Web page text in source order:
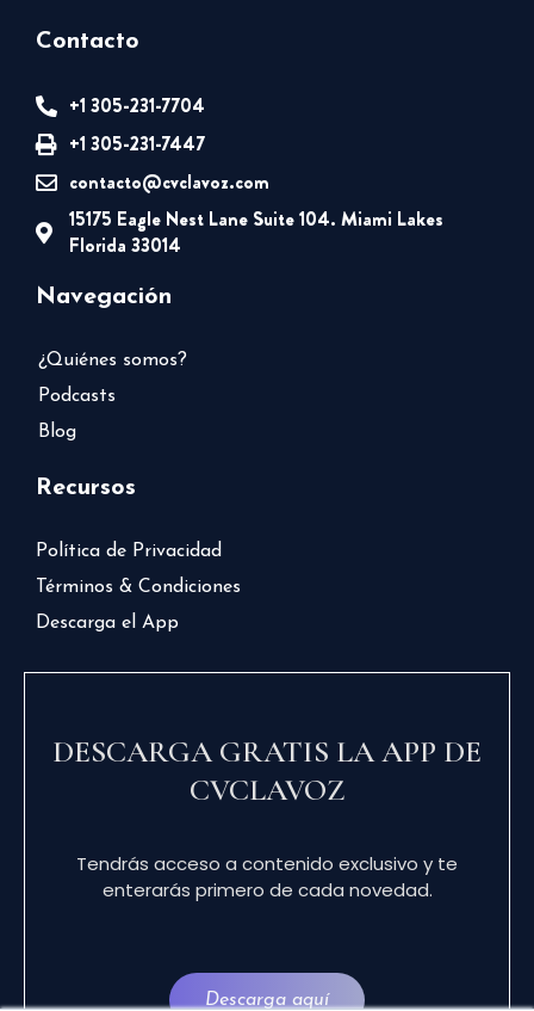
Contacto
+1 305-231-7704
+1 305-231-7447
contacto@cvclavoz.com
15175 Eagle Nest Lane Suite 104. Miami Lakes
Florida 33014
Navegación
¿Quiénes somos?
Podcasts
Blog
Recursos
Política de Privacidad
Términos & Condiciones
Descarga el App
DESCARGA GRATIS LA APP DE
CVCLAVOZ
Tendrás acceso a contenido exclusivo y te
enterarás primero de cada novedad.
Descarga aquí